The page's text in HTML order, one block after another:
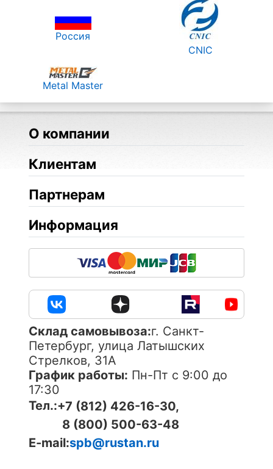
Россия
CNIC
Metal Master
О компании
Клиентам
Партнерам
Информация
Cклад самовывоза:г. Санкт-
Петербург, улица Латышских
Стрелков, 31А
График работы: Пн-Пт с 9:00 до
17:30
Тел.:+7 (812) 426-16-30,
8 (800) 500-63-48
E-mail:spb@rustan.ru